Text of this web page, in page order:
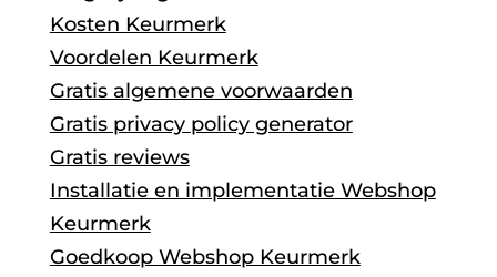
Kosten Keurmerk
Voordelen Keurmerk
Gratis algemene voorwaarden
Gratis privacy policy generator
Gratis reviews
Installatie en implementatie Webshop
Keurmerk
Goedkoop Webshop Keurmerk